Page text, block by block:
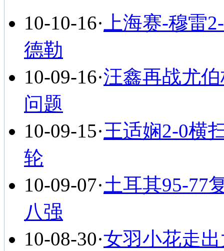
10-10-16· 上海赛-穆雷
德勒
10-09-16·汪鑫再战尤
问题
10-09-15·王适娴2-0横
轮
10-09-07·土耳其95-77
八强
10-08-30·女羽小花走